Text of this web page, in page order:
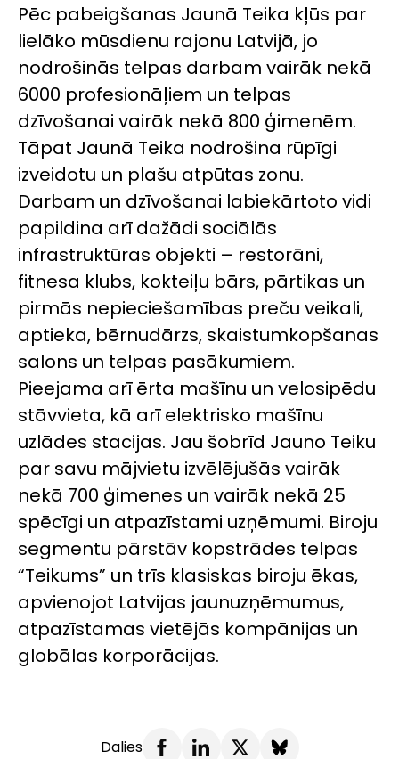
Pēc pabeigšanas Jaunā Teika kļūs par
lielāko mūsdienu rajonu Latvijā, jo
nodrošinās telpas darbam vairāk nekā
6000 profesionāļiem un telpas
dzīvošanai vairāk nekā 800 ģimenēm.
Tāpat Jaunā Teika nodrošina rūpīgi
izveidotu un plašu atpūtas zonu.
Darbam un dzīvošanai labiekārtoto vidi
papildina arī dažādi sociālās
infrastruktūras objekti – restorāni,
fitnesa klubs, kokteiļu bārs, pārtikas un
pirmās nepieciešamības preču veikali,
aptieka, bērnudārzs, skaistumkopšanas
salons un telpas pasākumiem.
Pieejama arī ērta mašīnu un velosipēdu
stāvvieta, kā arī elektrisko mašīnu
uzlādes stacijas. Jau šobrīd Jauno Teiku
par savu mājvietu izvēlējušās vairāk
nekā 700 ģimenes un vairāk nekā 25
spēcīgi un atpazīstami uzņēmumi. Biroju
segmentu pārstāv kopstrādes telpas
“Teikums” un trīs klasiskas biroju ēkas,
apvienojot Latvijas jaunuzņēmumus,
atpazīstamas vietējās kompānijas un
globālas korporācijas.
Dalies